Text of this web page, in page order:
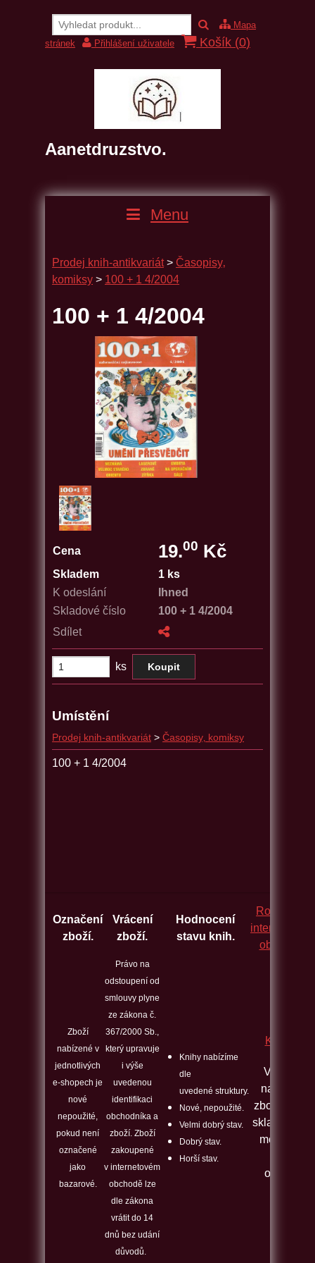
Mapa
stránek
Přihlášení uživatele Košík (0)
Aanetdruzstvo.
Menu
Prodej knih-antikvariát > Časopisy‚
komiksy > 100 + 1 4/2004
100 + 1 4/2004
Cena 19.00 Kč
Skladem
1 ks
K odeslání
Ihned
Skladové číslo
100 + 1 4/2004
Sdílet
ks
Umístění
Prodej knih-antikvariát > Časopisy‚ komiksy
100 + 1 4/2004
Označení
zboží.
Vrácení
zboží.
Hodnocení
stavu knih.
Rozcestník
obchodů.
Zboží
nabízené v
jednotlivých
e-shopech je
nové
nepoužité,
pokud není
označené
jako
bazarové.
Právo na
odstoupení od
smlouvy plyne
ze zákona č.
367/2000 Sb.,
který upravuje
i výše
uvedenou
identifikaci
obchodníka a
zboží. Zboží
zakoupené
v internetovém
obchodě lze
dle zákona
vrátit do 14
dnů bez udání
důvodů.
Knihy nabízíme
dle
uvedené struktury.
Nové, nepoužité.
Velmi dobrý stav.
Dobrý stav.
Horší stav.
Kontakt
Veškeré
nabízené
zboží máme
skladem a je
možno ho
odeslat.